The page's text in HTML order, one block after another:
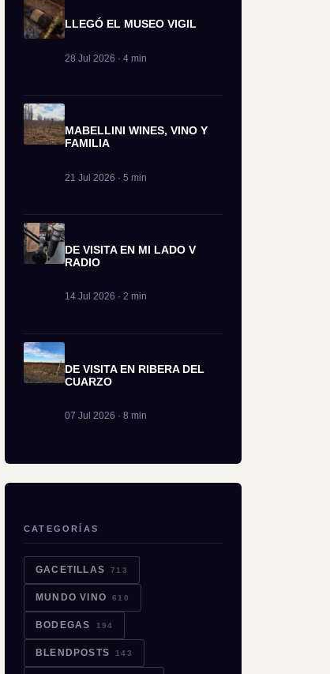
LLEGÓ EL MUSEO VIGIL
28 Jul 2026 · 4 min
MABELLINI WINES, VINO Y
FAMILIA
21 Jul 2026 · 5 min
DE VISITA EN MI LADO V
RADIO
14 Jul 2026 · 2 min
DE VISITA EN RIBERA DEL
CUARZO
07 Jul 2026 · 8 min
CATEGORÍAS
GACETILLAS 713
MUNDO VINO 610
BODEGAS 194
BLENDPOSTS 143